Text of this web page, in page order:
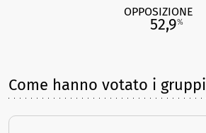
OPPOSIZIONE
52,9%
Come hanno votato i gruppi